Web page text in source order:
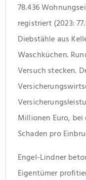
78.436
registriert (2023:
Diebstähle aus
Waschküchen.
Versuch stecken.
Millionen Euro,
Schaden pro
Engel-Lindner
Eigentümer